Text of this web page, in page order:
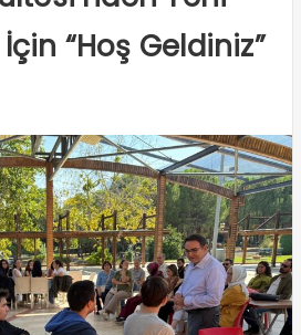
“Hoş Geldiniz”